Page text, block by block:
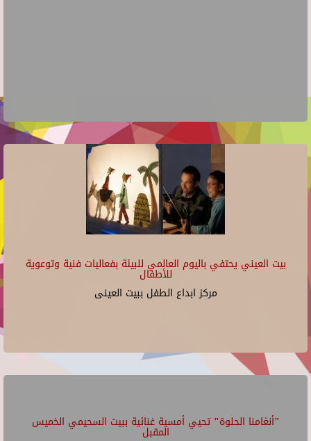
بيت العيني يحتفي باليوم العالمي للبيئة بفعاليات فنية وتوعوية
للأطفال
مركز ابداع الطفل ببيت العينى
"أنغامنا الحلوة" تحيي أمسية غنائية ببيت السحيمي الخميس
المقبل